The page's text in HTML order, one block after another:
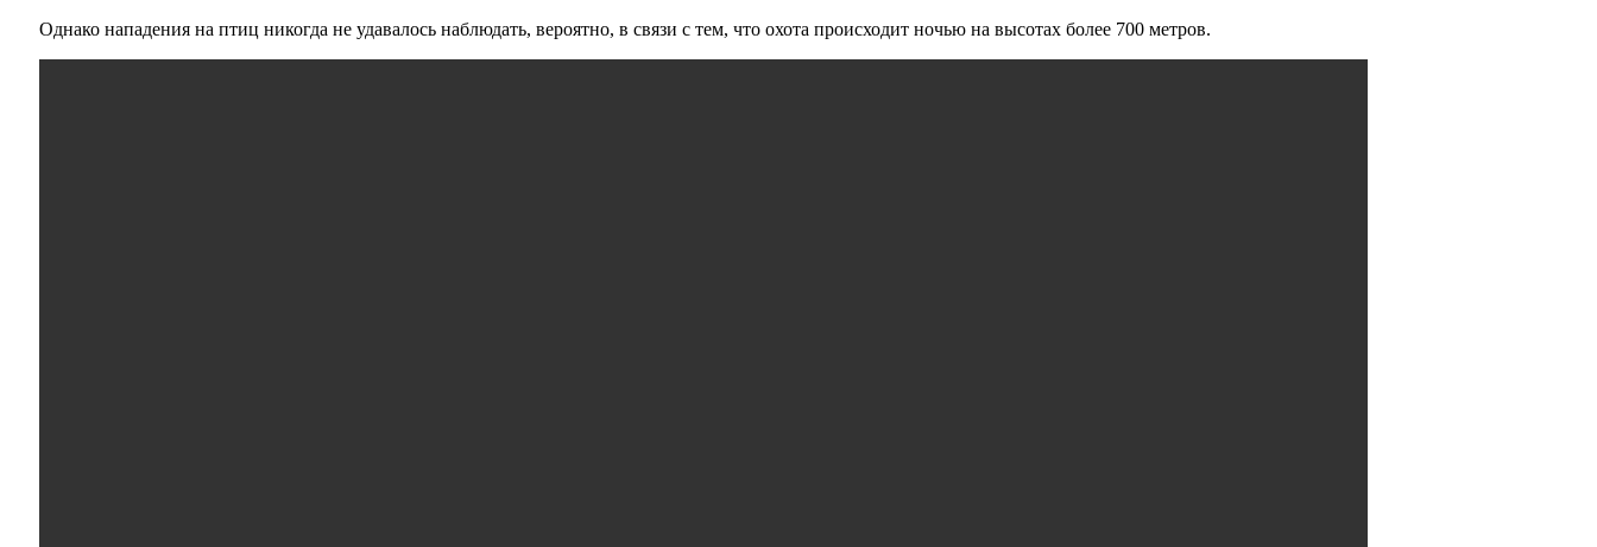
Однако нападения на птиц никогда не удавалось наблюдать, вероятно, в связи с тем, что охота происходит ночью на высотах более 700 метров.